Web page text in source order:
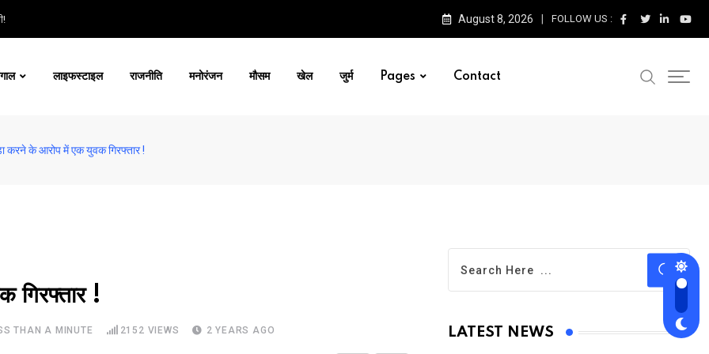
August 8, 2026 FOLLOW US :
लाइफस्टाइल राजनीति मनोरंजन मौसम खेल जुर्म Pages Contact
करने के आरोप में एक युवक गिरफ्तार !
गिरफ्तार !
THAN A MINUTE 2152 VIEWS 2 YEARS AGO LATEST NEWS